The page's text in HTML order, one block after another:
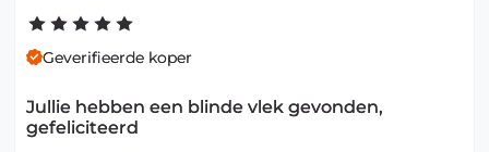
Geverifieerde koper
Jullie hebben een blinde vlek gevonden,
gefeliciteerd